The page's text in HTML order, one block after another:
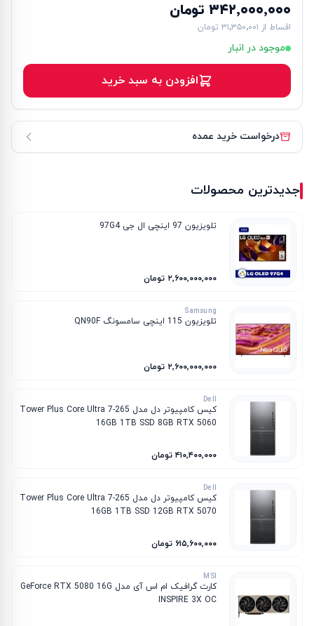
۳۴۲٬۰۰۰٬۰۰۰ تومان
اقساط از ۳۱٬۳۵۰٬۰۰۱ تومان
موجود در انبار
افزودن به سبد خرید
درخواست خرید عمده
جدیدترین محصولات
تلویزیون 97 اینچی ال جی 97G4
۲٬۶۰۰٬۰۰۰٬۰۰۰ تومان
Samsung
تلویزیون 115 اینچی سامسونگ QN90F
۲٬۶۰۰٬۰۰۰٬۰۰۰ تومان
Dell
کیس کامپیوتر دل مدل Tower Plus Core Ultra 7-265
16GB 1TB SSD 8GB RTX 5060
۴۱۰٬۴۰۰٬۰۰۰ تومان
Dell
کیس کامپیوتر دل مدل Tower Plus Core Ultra 7-265
16GB 1TB SSD 12GB RTX 5070
۶۱۵٬۶۰۰٬۰۰۰ تومان
MSI
کارت گرافیک ام‌ اس‌ آی مدل GeForce RTX 5080 16G
INSPIRE 3X OC